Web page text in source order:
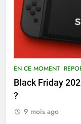
EN CE MOMENT
Black Friday
?
9 mois ago